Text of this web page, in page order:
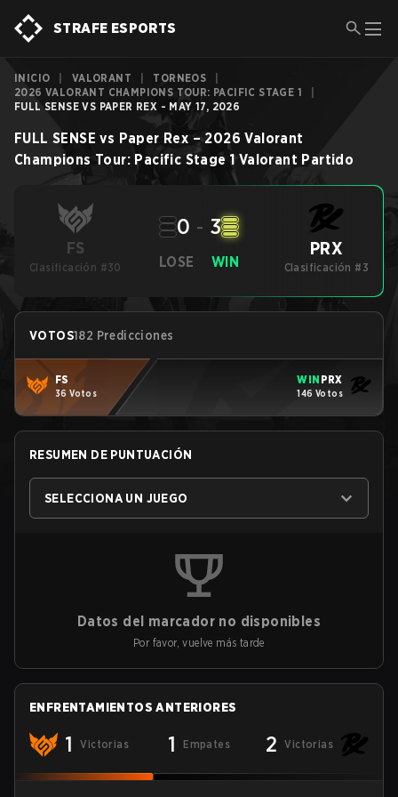
STRAFE ESPORTS
INICIO VALORANT TORNEOS
2026 VALORANT CHAMPIONS TOUR: PACIFIC STAGE 1
FULL SENSE VS PAPER REX - MAY 17, 2026
FULL SENSE vs Paper Rex –2026 Valorant
Champions Tour: Pacific Stage 1 Valorant Partido
FS
Clasificación #30 LOSE
0 - 3
WIN
PRX
Clasificación #3
VOTOS182 Predicciones
FS
36 Votos
WIN PRX
146 Votos
RESUMEN DE PUNTUACIÓN
SELECCIONA UN JUEGO
Datos del marcador no disponibles
Por favor, vuelve más tarde
ENFRENTAMIENTOS ANTERIORES
1 Victorias 1 Empates 2 Victorias